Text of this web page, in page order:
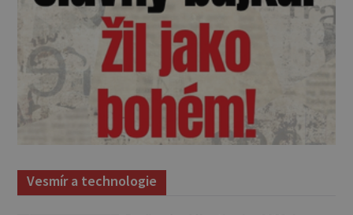
Vesmír a technologie